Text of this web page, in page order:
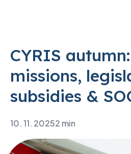
CYRIS
missions,
subsidies &
10. 11. 20252 min